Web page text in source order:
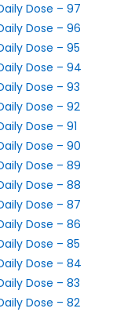
Dose – 97
Dose – 96
Dose – 95
Dose – 94
Dose – 93
Dose – 92
Dose – 91
Dose – 90
Dose – 89
Dose – 88
Dose – 87
Dose – 86
Dose – 85
Dose – 84
Dose – 83
Dose – 82